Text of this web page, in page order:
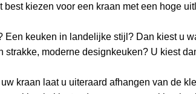
best kiezen voor een kraan met een hoge
Een keuken in landelijke stijl? Dan kiest u
strakke, moderne designkeuken? U kiest
kraan laat u uiteraard afhangen van de